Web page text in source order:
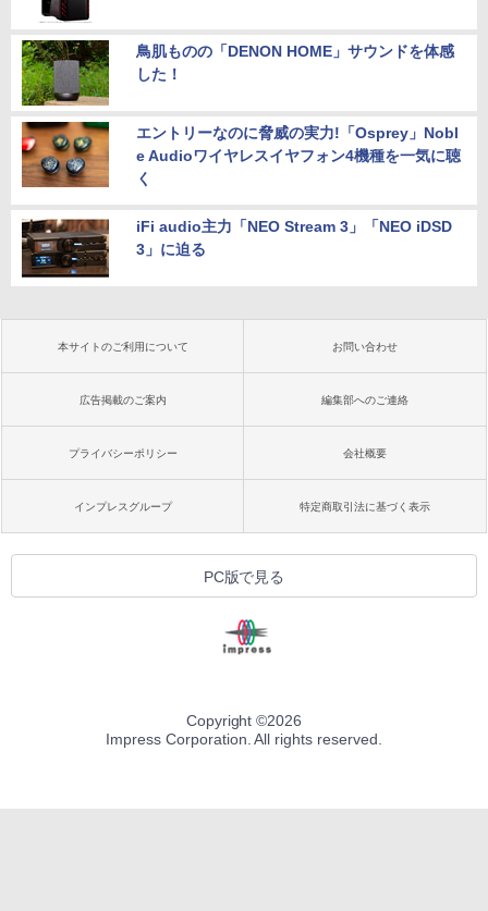
鳥肌ものの「DENON HOME」サウンドを体感
した！
エントリーなのに脅威の実力!「Osprey」Nobl
e Audioワイヤレスイヤフォン4機種を一気に聴
く
iFi audio主力「NEO Stream 3」「NEO iDSD
3」に迫る
本サイトのご利用について お問い合わせ
広告掲載のご案内 編集部へのご連絡
プライバシーポリシー 会社概要
インプレスグループ 特定商取引法に基づく表示
PC版で見る
Copyright ©2026
Impress Corporation. All rights reserved.